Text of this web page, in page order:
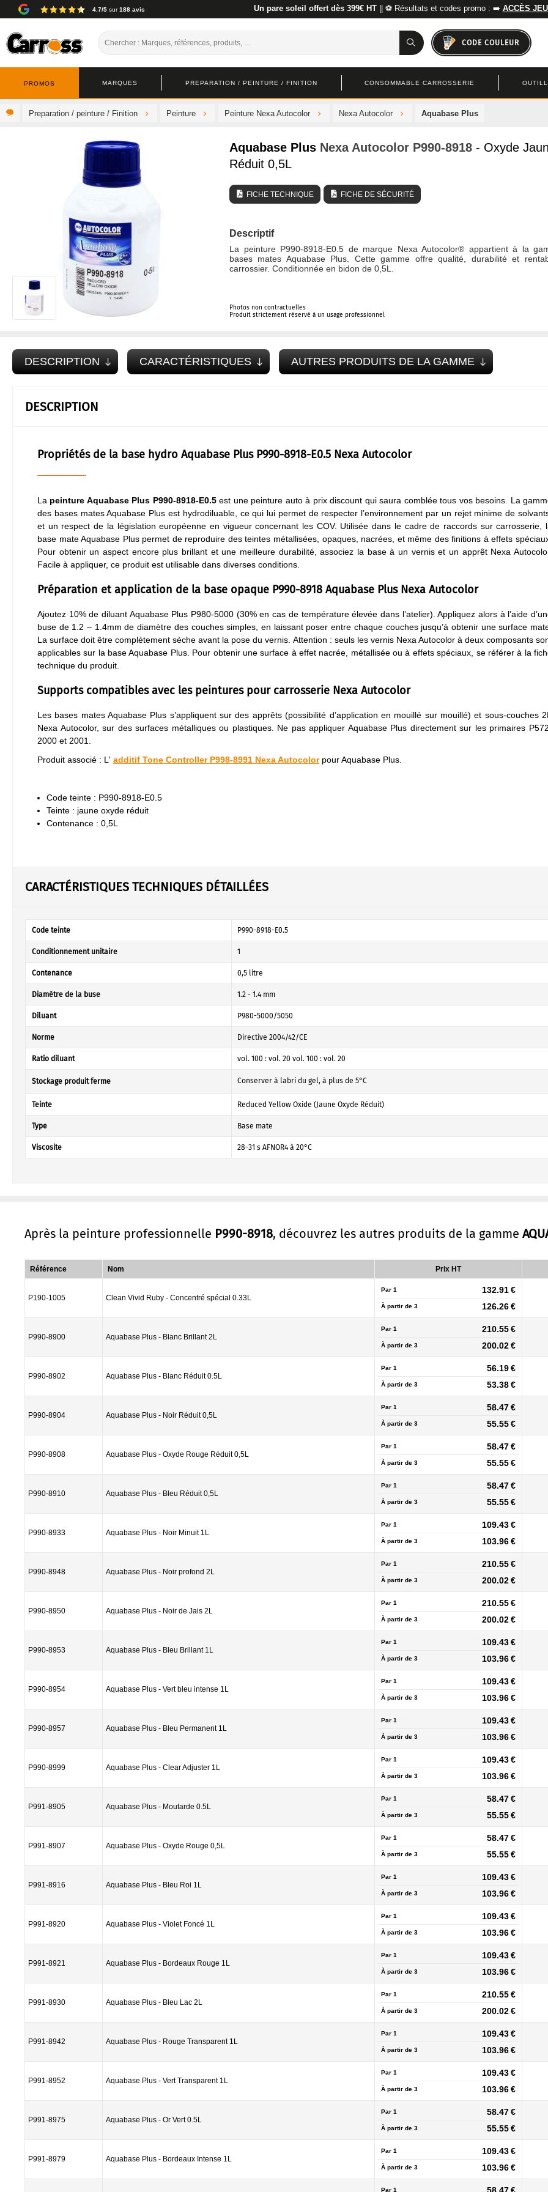
4.7/5 sur188 avis Un pare soleil offert dès 399€ HT|| ⚽ Résultats et codes promo : ➡️ ACCÈS
CODE COULEUR
PREPARATION / PEINTURE / FINITION CONSOMMABLE CARROSSERIE
MARQUES
PROMOS
Preparation / peinture / Finition Peinture Peinture Nexa Autocolor Nexa Autocolor Aquabase Plus
Aquabase Plus Nexa Autocolor P990-8918 - Oxyde
Réduit 0,5L
FICHE TECHNIQUE FICHE DE SÉCURITÉ
Descriptif
La peinture P990-8918-E0.5 de marque Nexa Autocolor® appartient à la
bases mates Aquabase Plus. Cette gamme offre qualité, durabilité et
carrossier. Conditionnée en bidon de 0,5L.
Photos non contractuelles
Produit strictement réservé à un usage professionnel
DESCRIPTION CARACTÉRISTIQUES AUTRES PRODUITS DE LA GAMME
DESCRIPTION
Propriétés de la base hydro Aquabase Plus P990-8918-E0.5 Nexa Autocolor
La peinture Aquabase Plus P990-8918-E0.5est une peinture auto à prix discount qui saura comblée tous vos besoins. La
des bases mates Aquabase Plus est hydrodiluable, ce qui lui permet de respecter l’environnement par un rejet minime de
et un respect de la législation européenne en vigueur concernant les COV. Utilisée dans le cadre de raccords sur carrosserie,
base mate Aquabase Plus permet de reproduire des teintes métallisées, opaques, nacrées, et même des finitions à effets
Pour obtenir un aspect encore plus brillant et une meilleure durabilité, associez la base à un vernis et un apprêt Nexa
Facile à appliquer, ce produit est utilisable dans diverses conditions.
Préparation et application de la base opaque P990-8918 Aquabase Plus Nexa Autocolor
Ajoutez 10% de diluant Aquabase Plus P980-5000 (30% en cas de température élevée dans l’atelier). Appliquez alors à l’aide
buse de 1.2 – 1.4mm de diamètre des couches simples, en laissant poser entre chaque couches jusqu’à obtenir une surface
La surface doit être complètement sèche avant la pose du vernis. Attention : seuls les vernis Nexa Autocolor à deux composants
applicables sur la base Aquabase Plus. Pour obtenir une surface à effet nacrée, métallisée ou à effets spéciaux, se référer à la
technique du produit.
Supports compatibles avec les peintures pour carrosserie Nexa Autocolor
Les bases mates Aquabase Plus s’appliquent sur des apprêts (possibilité d’application en mouillé sur mouillé) et sous-couches
Nexa Autocolor, sur des surfaces métalliques ou plastiques. Ne pas appliquer Aquabase Plus directement sur les primaires
2000 et 2001.
Produit associé : L' additif Tone Controller P998-8991 Nexa Autocolorpour Aquabase Plus.
Code teinte : P990-8918-E0.5
Teinte : jaune oxyde réduit
Contenance : 0,5L
CARACTÉRISTIQUES TECHNIQUES DÉTAILLÉES
Code teinte P990-8918-E0.5
Conditionnement unitaire 1
Contenance 0,5 litre
Diamètre de la buse 1.2 - 1.4 mm
Diluant P980-5000/5050
Norme Directive 2004/42/CE
Ratio diluant vol. 100 : vol. 20 vol. 100 : vol. 20
Stockage produit ferme Conserver à labri du gel, à plus de 5°C
Teinte Reduced Yellow Oxide (Jaune Oxyde Réduit)
Type Base mate
Viscosite 28-31 s AFNOR4 à 20°C
Après la peinture professionnelle P990-8918, découvrez les autres produits de la gamme
Référence Nom Prix HT
P190-1005 Clean Vivid Ruby - Concentré spécial 0.33L
Par 1 132.91 €
À partir de 3 126.26 €
P990-8900 Aquabase Plus - Blanc Brillant 2L
Par 1 210.55 €
À partir de 3 200.02 €
P990-8902 Aquabase Plus - Blanc Réduit 0.5L
Par 1 56.19 €
À partir de 3 53.38 €
P990-8904 Aquabase Plus - Noir Réduit 0,5L
Par 1 58.47 €
À partir de 3 55.55 €
P990-8908 Aquabase Plus - Oxyde Rouge Réduit 0,5L
Par 1 58.47 €
À partir de 3 55.55 €
P990-8910 Aquabase Plus - Bleu Réduit 0,5L
Par 1 58.47 €
À partir de 3 55.55 €
P990-8933 Aquabase Plus - Noir Minuit 1L
Par 1 109.43 €
À partir de 3 103.96 €
P990-8948 Aquabase Plus - Noir profond 2L
Par 1 210.55 €
À partir de 3 200.02 €
P990-8950 Aquabase Plus - Noir de Jais 2L
Par 1 210.55 €
À partir de 3 200.02 €
P990-8953 Aquabase Plus - Bleu Brillant 1L
Par 1 109.43 €
À partir de 3 103.96 €
P990-8954 Aquabase Plus - Vert bleu intense 1L
Par 1 109.43 €
À partir de 3 103.96 €
P990-8957 Aquabase Plus - Bleu Permanent 1L
Par 1 109.43 €
À partir de 3 103.96 €
P990-8999 Aquabase Plus - Clear Adjuster 1L
Par 1 109.43 €
À partir de 3 103.96 €
P991-8905 Aquabase Plus - Moutarde 0.5L
Par 1 58.47 €
À partir de 3 55.55 €
P991-8907 Aquabase Plus - Oxyde Rouge 0,5L
Par 1 58.47 €
À partir de 3 55.55 €
P991-8916 Aquabase Plus - Bleu Roi 1L
Par 1 109.43 €
À partir de 3 103.96 €
P991-8920 Aquabase Plus - Violet Foncé 1L
Par 1 109.43 €
À partir de 3 103.96 €
P991-8921 Aquabase Plus - Bordeaux Rouge 1L
Par 1 109.43 €
À partir de 3 103.96 €
P991-8930 Aquabase Plus - Bleu Lac 2L
Par 1 210.55 €
À partir de 3 200.02 €
P991-8942 Aquabase Plus - Rouge Transparent 1L
Par 1 109.43 €
À partir de 3 103.96 €
P991-8952 Aquabase Plus - Vert Transparent 1L
Par 1 109.43 €
À partir de 3 103.96 €
P991-8975 Aquabase Plus - Or Vert 0.5L
Par 1 58.47 €
À partir de 3 55.55 €
P991-8979 Aquabase Plus - Bordeaux Intense 1L
Par 1 109.43 €
À partir de 3 103.96 €
Par 1